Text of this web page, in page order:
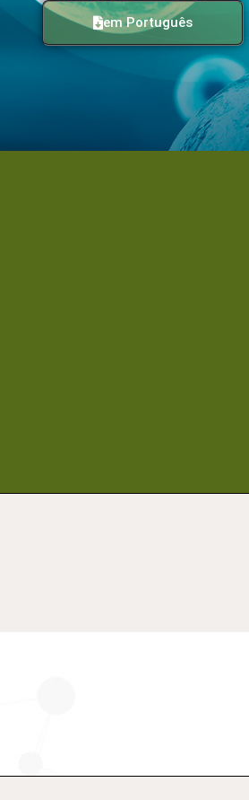
em Português